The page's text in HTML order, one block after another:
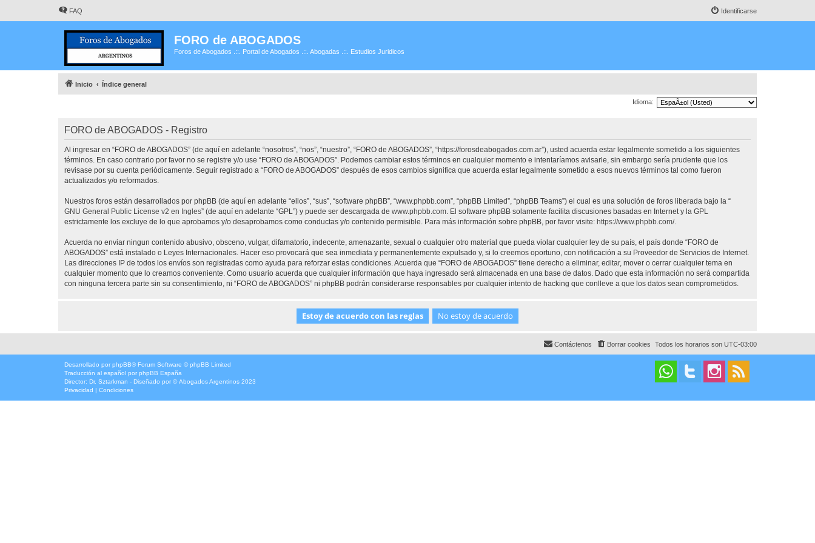
FAQ Identificarse
FORO de ABOGADOS
Foros de Abogados .::. Portal de Abogados .::. Abogadas .::. Estudios Juridicos
Inicio Índice general
Idioma:
FORO de ABOGADOS - Registro
Al ingresar en “FORO de ABOGADOS” (de aquí en adelante “nosotros”, “nos”, “nuestro”, “FORO de ABOGADOS”, “https://forosdeabogados.com.ar”), usted acuerda estar legalmente sometido a los siguientes
términos. En caso contrario por favor no se registre y/o use “FORO de ABOGADOS”. Podemos cambiar estos términos en cualquier momento e intentaríamos avisarle, sin embargo sería prudente que los
revisase por su cuenta periódicamente. Seguir registrado a “FORO de ABOGADOS” después de esos cambios significa que acuerda estar legalmente sometido a esos nuevos términos tal como fueron
actualizados y/o reformados.
Nuestros foros están desarrollados por phpBB (de aquí en adelante “ellos”, “sus”, “software phpBB”, “www.phpbb.com”, “phpBB Limited”, “phpBB Teams”) el cual es una solución de foros liberada bajo la “
GNU General Public License v2 en Ingles” (de aquí en adelante “GPL”) y puede ser descargada de www.phpbb.com . El software phpBB solamente facilita discusiones basadas en Internet y la GPL
estrictamente los excluye de lo que aprobamos y/o desaprobamos como conductas y/o contenido permisible. Para más información sobre phpBB, por favor visite: https://www.phpbb.com/.
Acuerda no enviar ningun contenido abusivo, obsceno, vulgar, difamatorio, indecente, amenazante, sexual o cualquier otro material que pueda violar cualquier ley de su país, el país donde “FORO de
ABOGADOS” está instalado o Leyes Internacionales. Hacer eso provocará que sea inmediata y permanentemente expulsado y, si lo creemos oportuno, con notificación a su Proveedor de Servicios de Internet.
Las direcciones IP de todos los envíos son registradas como ayuda para reforzar estas condiciones. Acuerda que “FORO de ABOGADOS” tiene derecho a eliminar, editar, mover o cerrar cualquier tema en
cualquier momento que lo creamos conveniente. Como usuario acuerda que cualquier información que haya ingresado será almacenada en una base de datos. Dado que esta información no será compartida
con ninguna tercera parte sin su consentimiento, ni “FORO de ABOGADOS” ni phpBB podrán considerarse responsables por cualquier intento de hacking que conlleve a que los datos sean comprometidos.
Todos los horarios son UTC-03:00
Borrar cookies
Contáctenos
Desarrollado por phpBB® Forum Software © phpBB Limited
Traducción al español por phpBB España
Director: Dr. Sztarkman - Diseñado por ©Abogados Argentinos 2023
Privacidad | Condiciones